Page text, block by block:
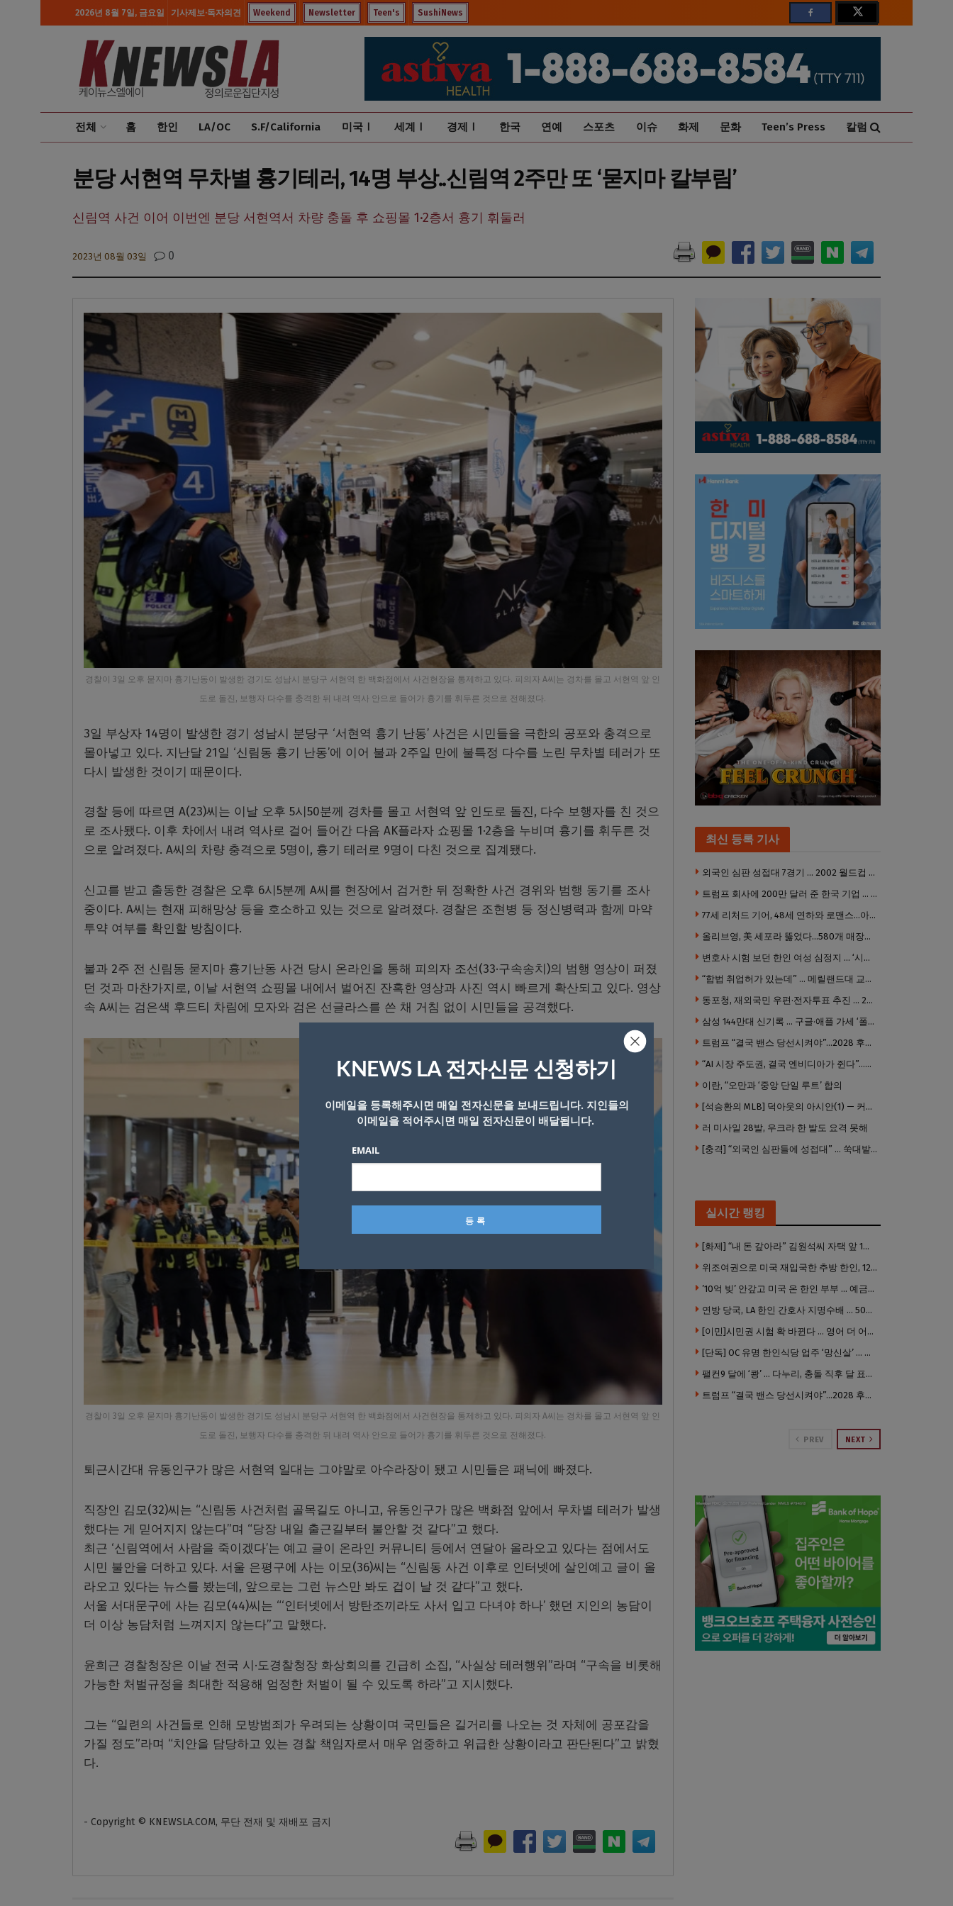
2026년 8월 7일, 금요일 기사제보·독자의견 Weekend Newsletter Teen's SushiNews
전체 홈 한인 LA/OC S.F/California 미국Ⅰ 세계Ⅰ 경제Ⅰ 한국 연예 스포츠 이슈 화제 문화 Teen’s Press 칼럼
분당 서현역 무차별 흉기테러, 14명 부상..신림역 2주만 또 ‘묻지마 칼부림’
신림역 사건 이어 이번엔 분당 서현역서 차량 충돌 후 쇼핑몰 1·2층서 흉기 휘둘러
2023년 08월 03일 0
경찰이 3일 오후 묻지마 흉기난동이 발생한 경기도 성남시 분당구 서현역 한 백화점에서 사건현장을 통제하고 있다. 피의자 A씨는 경차를 몰고 서현역 앞 인
도로 돌진, 보행자 다수를 충격한 뒤 내려 역사 안으로 들어가 흉기를 휘두른 것으로 전해졌다.
3일 부상자 14명이 발생한 경기 성남시 분당구 ‘서현역 흉기 난동’ 사건은 시민들을 극한의 공포와 충격으로
몰아넣고 있다. 지난달 21일 ‘신림동 흉기 난동’에 이어 불과 2주일 만에 불특정 다수를 노린 무차별 테러가 또
다시 발생한 것이기 때문이다.
경찰 등에 따르면 A(23)씨는 이날 오후 5시50분께 경차를 몰고 서현역 앞 인도로 돌진, 다수 보행자를 친 것으
로 조사됐다. 이후 차에서 내려 역사로 걸어 들어간 다음 AK플라자 쇼핑몰 1·2층을 누비며 흉기를 휘두른 것
으로 알려졌다. A씨의 차량 충격으로 5명이, 흉기 테러로 9명이 다친 것으로 집계됐다.
신고를 받고 출동한 경찰은 오후 6시5분께 A씨를 현장에서 검거한 뒤 정확한 사건 경위와 범행 동기를 조사
중이다. A씨는 현재 피해망상 등을 호소하고 있는 것으로 알려졌다. 경찰은 조현병 등 정신병력과 함께 마약
투약 여부를 확인할 방침이다.
불과 2주 전 신림동 묻지마 흉기난동 사건 당시 온라인을 통해 피의자 조선(33·구속송치)의 범행 영상이 퍼졌
던 것과 마찬가지로, 이날 서현역 쇼핑몰 내에서 벌어진 잔혹한 영상과 사진 역시 빠르게 확산되고 있다. 영상
속 A씨는 검은색 후드티 차림에 모자와 검은 선글라스를 쓴 채 거침 없이 시민들을 공격했다.
경찰이 3일 오후 묻지마 흉기난동이 발생한 경기도 성남시 분당구 서현역 한 백화점에서 사건현장을 통제하고 있다. 피의자 A씨는 경차를 몰고 서현역 앞 인
도로 돌진, 보행자 다수를 충격한 뒤 내려 역사 안으로 들어가 흉기를 휘두른 것으로 전해졌다.
퇴근시간대 유동인구가 많은 서현역 일대는 그야말로 아수라장이 됐고 시민들은 패닉에 빠졌다.
직장인 김모(32)씨는 “신림동 사건처럼 골목길도 아니고, 유동인구가 많은 백화점 앞에서 무차별 테러가 발생
했다는 게 믿어지지 않는다”며 “당장 내일 출근길부터 불안할 것 같다”고 했다.
최근 ‘신림역에서 사람을 죽이겠다’는 예고 글이 온라인 커뮤니티 등에서 연달아 올라오고 있다는 점에서도
시민 불안을 더하고 있다. 서울 은평구에 사는 이모(36)씨는 “신림동 사건 이후로 인터넷에 살인예고 글이 올
라오고 있다는 뉴스를 봤는데, 앞으로는 그런 뉴스만 봐도 겁이 날 것 같다”고 했다.
서울 서대문구에 사는 김모(44)씨는 “‘인터넷에서 방탄조끼라도 사서 입고 다녀야 하나’ 했던 지인의 농담이
더 이상 농담처럼 느껴지지 않는다”고 말했다.
윤희근 경찰청장은 이날 전국 시·도경찰청장 화상회의를 긴급히 소집, “사실상 테러행위”라며 “구속을 비롯해
가능한 처벌규정을 최대한 적용해 엄정한 처벌이 될 수 있도록 하라”고 지시했다.
그는 “일련의 사건들로 인해 모방범죄가 우려되는 상황이며 국민들은 길거리를 나오는 것 자체에 공포감을
가질 정도”라며 “치안을 담당하고 있는 경찰 책임자로서 매우 엄중하고 위급한 상황이라고 판단된다”고 밝혔
다.
- Copyright © KNEWSLA.COM, 무단 전재 및 재배포 금지
최신 등록 기사
외국인 심판 성접대 7경기 … 2002 월드컵 4강 신화도 흔들
트럼프 회사에 200만 달러 준 한국 기업 … 민주당 뇌물의혹 조사
77세 리처드 기어, 48세 연하와 로맨스…아들과 3살 차
올리브영, 美 세포라 뚫었다…580개 매장에 ‘K뷰티에딧’ 론칭
변호사 시험 보던 한인 여성 심정지 … ‘시험장측 대응 부적절’ 소송
“합법 취업허가 있는데” … 메릴랜드대 교수, 공항서 ICE에 체포, 구금 중
동포청, 재외국민 우편·전자투표 추진 … 2028년 도입 목표
삼성 144만대 신기록 … 구글·애플 가세 ‘폴더블 대전’ 열린다
트럼프 “결국 밴스 당선시켜야”…2028 후계 구도 힘 싣나
“AI 시장 주도권, 결국 엔비디아가 쥔다”…모건스탠리 장담
이란, “오만과 ‘중앙 단일 루트’ 합의
[석승환의 MLB] 덕아웃의 아시안(1) — 커트 스즈키가 우리에게 묻는 것
러 미사일 28발, 우크라 한 발도 요격 못해
[충격] “외국인 심판들에 성접대” … 쑥대밭된 축협 어디까지 추락하나
실시간 랭킹
[화제] “내 돈 갚아라” 김원석씨 자택 앞 1인 광대 시위 … 한인 투자사, “108만 달러 못받아”
위조여권으로 미국 재입국한 추방 한인, 120만 달러 은행 사기 행각
’10억 빚’ 안갚고 미국 온 한인 부부 … 예금보험공사, 미국서 소송
연방 당국, LA 한인 간호사 지명수배 … 500만 달러 메디캐어 사기, 선고 직전 한국 도주
[이민]시민권 시험 확 바뀐다 … 영어 더 어렵게, 민간시험 도입 추진
[단독] OC 유명 한인식당 업주 ‘망신살’ … 육류대금 안 갚자 식당서 공개추심
팰컨9 달에 ‘쾅’ … 다누리, 충돌 직후 달 표면 촬영 유일 탐사선
트럼프 “결국 밴스 당선시켜야”…2028 후계 구도 힘 싣나
PREV NEXT
KNEWS LA 전자신문 신청하기
이메일을 등록해주시면 매일 전자신문을 보내드립니다. 지인들의
이메일을 적어주시면 매일 전자신문이 배달됩니다.
EMAIL